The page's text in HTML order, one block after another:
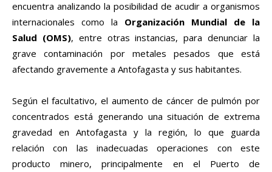
encuentra analizando la posibilidad de acudir a organismos
internacionales como la Organización Mundial de la
Salud (OMS), entre otras instancias, para denunciar la
grave contaminación por metales pesados que está
afectando gravemente a Antofagasta y sus habitantes.
Según el facultativo, el aumento de cáncer de pulmón por
concentrados está generando una situación de extrema
gravedad en Antofagasta y la región, lo que guarda
relación con las inadecuadas operaciones con este
producto minero, principalmente en el Puerto de